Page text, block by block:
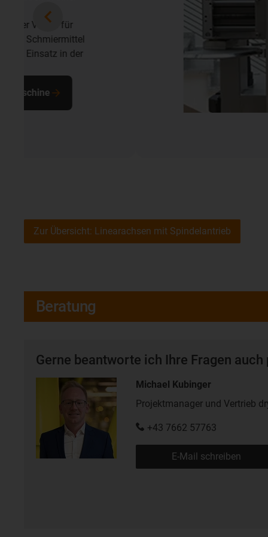
Zur Übersicht: Linearachsen mit Spindelantrieb
Beratung
Gerne beantworte ich Ihre Fragen
Michael Kubinger
Projektmanager und Vertrieb
+43 7662 57763
E-Mail schreiben